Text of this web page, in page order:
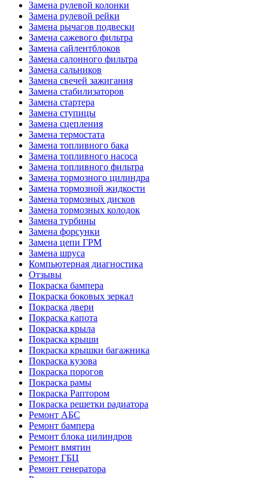
Замена рулевой колонки
Замена рулевой рейки
Замена рычагов подвески
Замена сажевого фильтра
Замена сайлентблоков
Замена салонного фильтра
Замена сальников
Замена свечей зажигания
Замена стабилизаторов
Замена стартера
Замена ступицы
Замена сцепления
Замена термостата
Замена топливного бака
Замена топливного насоса
Замена топливного фильтра
Замена тормозного цилиндра
Замена тормозной жидкости
Замена тормозных дисков
Замена тормозных колодок
Замена турбины
Замена форсунки
Замена цепи ГРМ
Замена шруса
Компьютерная диагностика
Отзывы
Покраска бампера
Покраска боковых зеркал
Покраска двери
Покраска капота
Покраска крыла
Покраска крыши
Покраска крышки багажника
Покраска кузова
Покраска порогов
Покраска рамы
Покраска Раптором
Покраска решетки радиатора
Ремонт АБС
Ремонт бампера
Ремонт блока цилиндров
Ремонт вмятин
Ремонт ГБЦ
Ремонт генератора